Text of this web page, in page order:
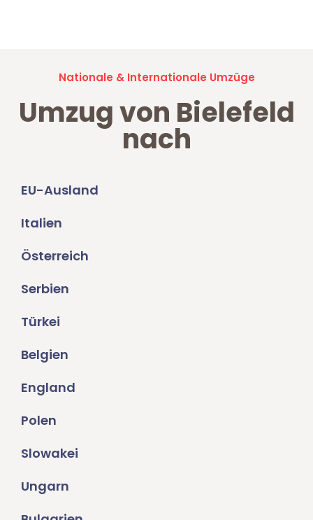
Nationale & Internationale Umzüge
Umzug von Bielefeld
nach
EU-Ausland
Italien
Österreich
Serbien
Türkei
Belgien
England
Polen
Slowakei
Ungarn